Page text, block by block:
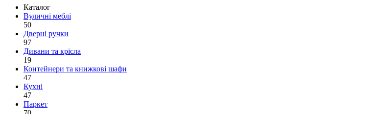
Каталог
Вуличні меблі
50
Дверні ручки
97
Дивани та крісла
19
Контейнери та книжкові шафи
47
Кухні
47
Паркет